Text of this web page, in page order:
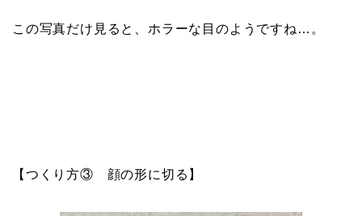
この写真だけ見ると、ホラーな目のようですね…。
【つくり方③ 顔の形に切る】